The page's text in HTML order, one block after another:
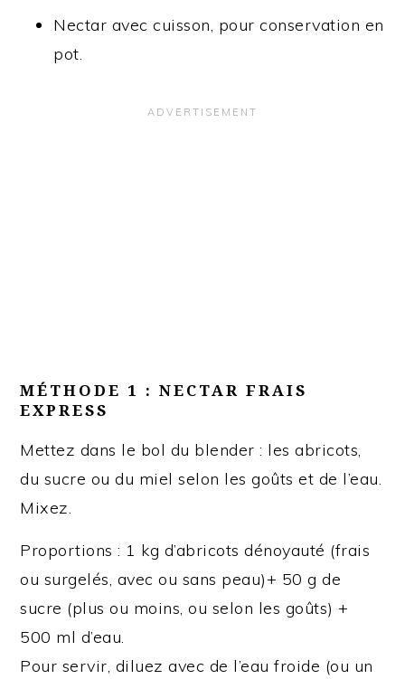
Nectar avec cuisson, pour conservation en
pot.
MÉTHODE 1 : NECTAR FRAIS
EXPRESS
Mettez dans le bol du blender : les abricots,
du sucre ou du miel selon les goûts et de l’eau.
Mixez.
Proportions : 1 kg d’abricots dénoyauté (frais
ou surgelés, avec ou sans peau)+ 50 g de
sucre (plus ou moins, ou selon les goûts) +
500 ml d’eau.
Pour servir, diluez avec de l’eau froide (ou un